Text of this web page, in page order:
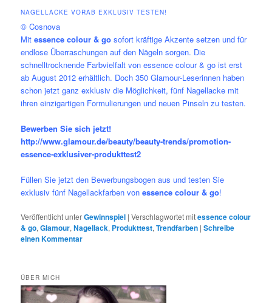
NAGELLACKE VORAB EXKLUSIV TESTEN!
© Cosnova
Mitessence colour & go sofort kräftige Akzente setzen und für
endlose Überraschungen auf den Nägeln sorgen. Die
schnelltrocknende Farbvielfalt von essence colour & go ist erst
ab August 2012 erhältlich. Doch 350 Glamour-Leserinnen haben
schon jetzt ganz exklusiv die Möglichkeit, fünf Nagellacke mit
ihren einzigartigen Formulierungen und neuen Pinseln zu testen.
Bewerben Sie sich jetzt!
http://www.glamour.de/beauty/beauty-trends/promotion-
essence-exklusiver-produkttest2
Füllen Sie jetzt den Bewerbungsbogen aus und testen Sie
exklusiv fünf Nagellackfarben vonessence colour & go!
Veröffentlicht unterGewinnspiel |Verschlagwortet mitessence colour
& go,Glamour,Nagellack, Produkttest,Trendfarben |Schreibe
einen Kommentar
ÜBER MICH